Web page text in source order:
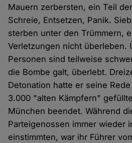
Mauern zerbersten, ein Teil
Schreie, Entsetzen, Panik.
sterben unter den Trümmern,
Verletzungen nicht überleben.
Personen sind teilweise
die Bombe galt, überlebt.
Detonation hatte er seine
3.000 "alten Kämpfern"
München beendet. Während
Parteigenossen immer wieder
einstimmten, war ihr Führer